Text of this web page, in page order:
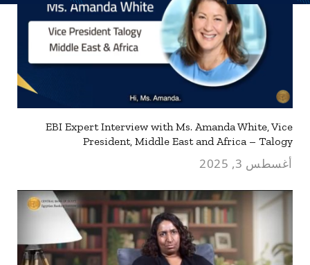
EBI Expert Interview with Ms. Amanda White, Vice
President, Middle East and Africa – Talogy
أغسطس 3, 2025